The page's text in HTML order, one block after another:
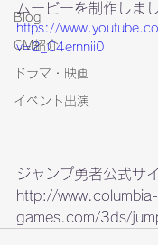
Blog
CM紹介
ドラマ・映画
イベント出演
ムービーを制作しまし
https://
v=2_C4ernnii0
http://www.columbia-
games.com/3ds/